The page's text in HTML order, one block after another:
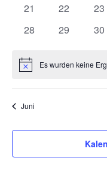
0
21
0
22
0
23
0
28
0
29
0
30
HinweisEs wurden keine
Juni